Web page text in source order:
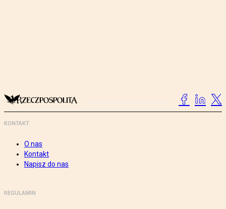
KONTAKT
O nas
Kontakt
Napisz do nas
REGULAMIN